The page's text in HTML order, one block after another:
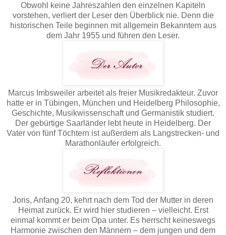
Obwohl keine Jahreszahlen den einzelnen Kapiteln
vorstehen, verliert der Leser den Überblick nie. Denn die
historischen Teile beginnen mit allgemein Bekanntem aus
dem Jahr 1955 und führen den Leser.
Marcus Imbsweiler arbeitet als freier Musikredakteur. Zuvor
hatte er in Tübingen, München und Heidelberg Philosophie,
Geschichte, Musikwissenschaft und Germanistik studiert.
Der gebürtige Saarländer lebt heute in Heidelberg. Der
Vater von fünf Töchtern ist außerdem als Langstrecken- und
Marathonläufer erfolgreich.
Joris, Anfang 20, kehrt nach dem Tod der Mutter in deren
Heimat zurück. Er wird hier studieren – vielleicht. Erst
einmal kommt er beim Opa unter. Es herrscht keineswegs
Harmonie zwischen den Männern – dem jungen und dem